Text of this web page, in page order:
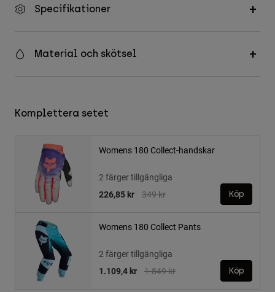
Specifikationer
Material och skötsel
Komplettera setet
Womens 180 Collect-handskar
2 färger tillgängliga
Price reduced from
349 krto
226,85 kr Köp
Womens 180 Collect Pants
2 färger tillgängliga
Price reduced from
1.849 krto
1.109,4 kr Köp